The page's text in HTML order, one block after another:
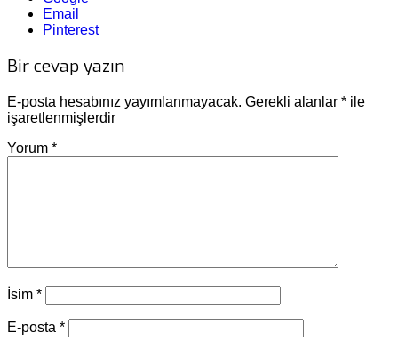
Email
Pinterest
Bir cevap yazın
E-posta hesabınız yayımlanmayacak. Gerekli alanlar * ile
işaretlenmişlerdir
Yorum *
İsim *
E-posta *